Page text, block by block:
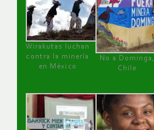
Wirakutas luchan
contra la minería
en México
No a Dominga,
Chile